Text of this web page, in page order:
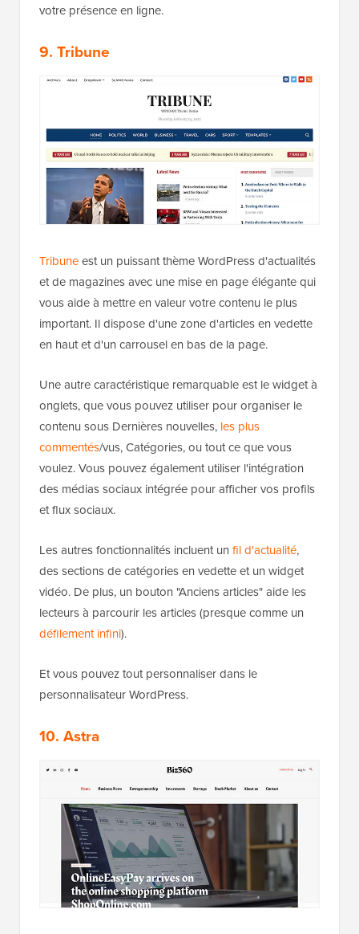
votre présence en ligne.
9. Tribune
Tribuneest un puissant thème WordPress d'actualités
et de magazines avec une mise en page élégante qui
vous aide à mettre en valeur votre contenu le plus
important. Il dispose d'une zone d'articles en vedette
en haut et d'un carrousel en bas de la page.
Une autre caractéristique remarquable est le widget à
onglets, que vous pouvez utiliser pour organiser le
contenu sous Dernières nouvelles, les plus
commentés/vus, Catégories, ou tout ce que vous
voulez. Vous pouvez également utiliser l'intégration
des médias sociaux intégrée pour afficher vos profils
et flux sociaux.
Les autres fonctionnalités incluent un fil d'actualité,
des sections de catégories en vedette et un widget
vidéo. De plus, un bouton "Anciens articles" aide les
lecteurs à parcourir les articles (presque comme un
défilement infini).
Et vous pouvez tout personnaliser dans le
personnalisateur WordPress.
10. Astra